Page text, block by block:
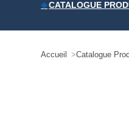
CATALOGUE
Accueil Catalogue